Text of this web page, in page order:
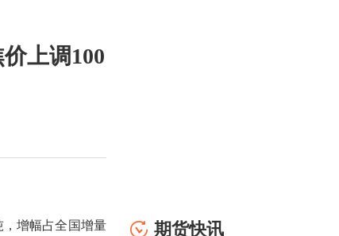
上调100
增幅占全国增量
期货快讯